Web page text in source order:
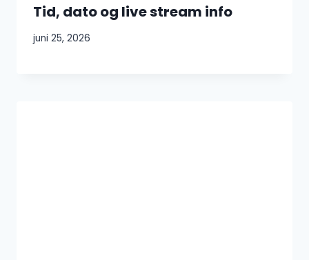
Tid, dato og live stream info
juni 25, 2026